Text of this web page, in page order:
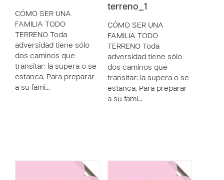
CÓMO SER UNA
FAMILIA TODO
TERRENO Toda
adversidad tiene sólo
dos caminos que
transitar: la supera o se
estanca. Para preparar
a su fami…
terreno_1
CÓMO SER UNA
FAMILIA TODO
TERRENO Toda
adversidad tiene sólo
dos caminos que
transitar: la supera o se
estanca. Para preparar
a su fami…